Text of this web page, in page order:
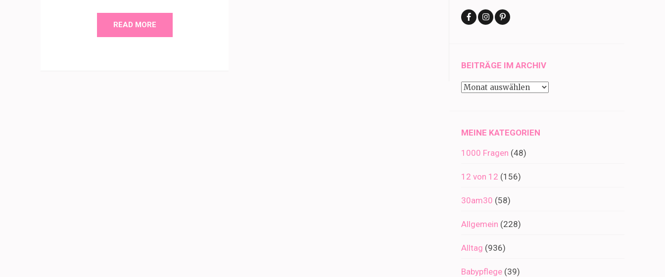
READ MORE
BEITRÄGE IM ARCHIV
Beiträge
MEINE KATEGORIEN
1000 Fragen (48)
12 von 12 (156)
30am30 (58)
Allgemein (228)
Alltag (936)
Babypflege (39)